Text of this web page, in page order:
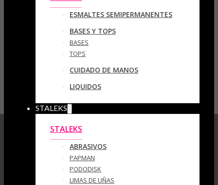
ESMALTES SEMIPERMANENTES
BASES Y TOPS
BASES
TOPS
CUIDADO DE MANOS
LIQUIDOS
STALEKS
STALEKS
ABRASIVOS
PAPMAN
PODODISK
LIMAS DE UÑAS